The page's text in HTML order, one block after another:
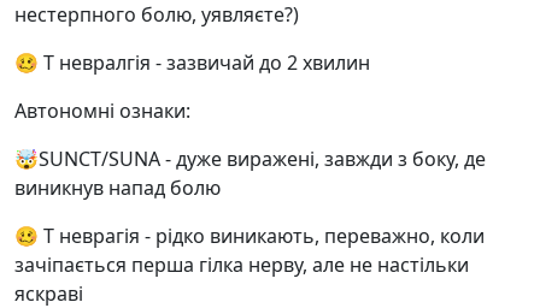
нестерпного болю, уявляєте?)
🥴 Т невралгія - зазвичай до 2 хвилин
Автономні ознаки:
🤯SUNCT/SUNA - дуже виражені, завжди з боку, де
виникнув напад болю
🥴 Т неврагія - рідко виникають, переважно, коли
зачіпається перша гілка нерву, але не настільки
яскраві